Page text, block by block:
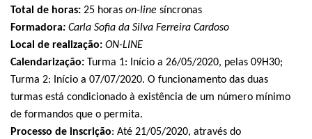
Total de horas: 25 horas on-line síncronas
Formadora: Carla Sofia da Silva Ferreira Cardoso
Local de realização: ON-LINE
Calendarização: Turma 1: Início a 26/05/2020, pelas 09H30;
Turma 2: Início a 07/07/2020. O funcionamento das duas
turmas está condicionado à existência de um número mínimo
de formandos que o permita.
Processo de inscrição: Até 21/05/2020, através do